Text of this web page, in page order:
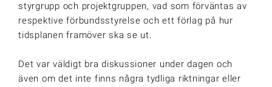
styrgrupp och projektgruppen, vad som förväntas av
respektive förbundsstyrelse och ett förlag på hur
tidsplanen framöver ska se ut.
Det var väldigt bra diskussioner under dagen och
även om det inte finns några tydliga riktningar eller